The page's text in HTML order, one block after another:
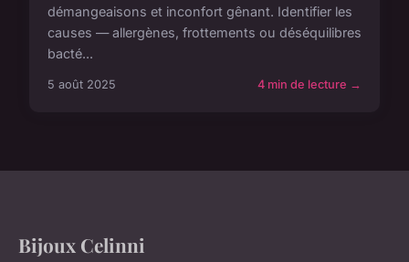
démangeaisons et inconfort gênant. Identifier les
causes — allergènes, frottements ou déséquilibres
bacté...
5 août 2025 4 min de lecture →
Bijoux Celinni